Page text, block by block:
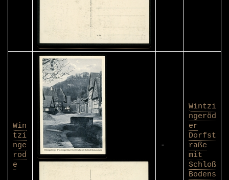
Win
tzi
nge
rod
e
-
Wintzi
ngeröd
er
Dorfst
raße
mit
Schloß
Bodens